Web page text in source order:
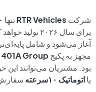
شرکت RTR Vehiclesتنها
برای سال ۲۰۲۶ تولید خواهد کرد. قیمت هر دستگاه از
مجهز به پکیج401A Group
بود. مشتریان می‌توانند این
یااتوماتیک ۱۰‌سرعته